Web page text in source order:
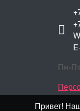
Привет!
Пн-